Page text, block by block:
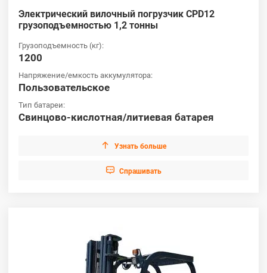
Электрический вилочный погрузчик CPD12
грузоподъемностью 1,2 тонны
Грузоподъемность (кг):
1200
Напряжение/емкость аккумулятора:
Пользовательское
Тип батареи:
Свинцово-кислотная/литиевая батарея
 Узнать больше
 Cпрашивать